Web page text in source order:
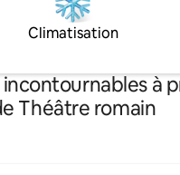
Climatisation
à
Théâtre romain